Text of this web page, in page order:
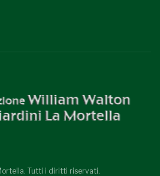
Tutti i diritti riservati.